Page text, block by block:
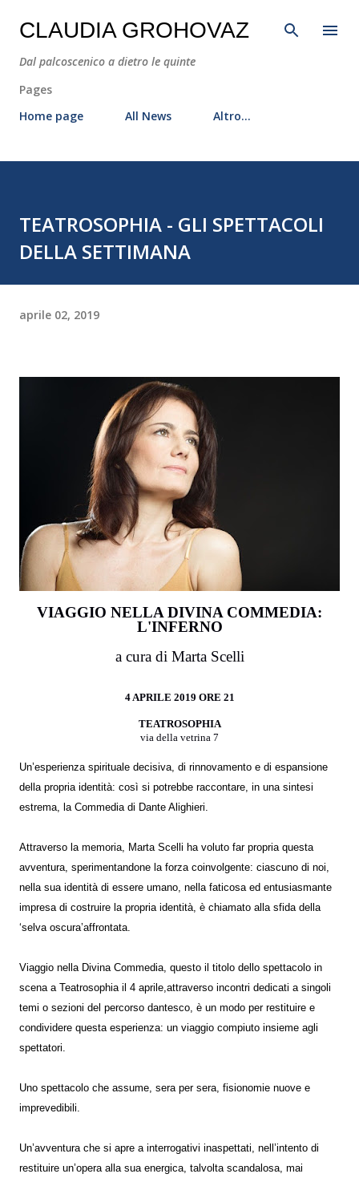
Passa ai contenuti principali
CLAUDIA GROHOVAZ
Dal palcoscenico a dietro le quinte
Pages
Home page
All News Altro…
TEATROSOPHIA - GLI SPETTACOLI
DELLA SETTIMANA
aprile 02, 2019
VIAGGIO NELLA DIVINA COMMEDIA:
L'INFERNO
a cura di Marta Scelli
4 APRILE 2019 ORE 21
TEATROSOPHIA
via della vetrina 7
Un’esperienza spirituale decisiva, di rinnovamento e di espansione
della propria identità: così si potrebbe raccontare, in una sintesi
estrema, la Commedia di Dante Alighieri.
Attraverso la memoria, Marta Scelli ha voluto far propria questa
avventura, sperimentandone la forza coinvolgente: ciascuno di noi,
nella sua identità di essere umano, nella faticosa ed entusiasmante
impresa di costruire la propria identità, è chiamato alla sfida della
‘selva oscura’affrontata.
Viaggio nella Divina Commedia, questo il titolo dello spettacolo in
scena a Teatrosophia il 4 aprile,attraverso incontri dedicati a singoli
temi o sezioni del percorso dantesco, è un modo per restituire e
condividere questa esperienza: un viaggio compiuto insieme agli
spettatori.
Uno spettacolo che assume, sera per sera, fisionomie nuove e
imprevedibili.
Un’avventura che si apre a interrogativi inaspettati, nell’intento di
restituire un’opera alla sua energica, talvolta scandalosa, mai